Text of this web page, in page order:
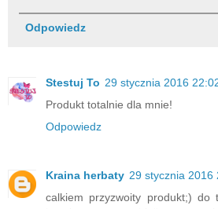
Odpowiedz
Stestuj To 29 stycznia 2016
Produkt totalnie dla mnie!
Odpowiedz
Kraina herbaty 29 stycznia 2016
calkiem przyzwoity produkt;)